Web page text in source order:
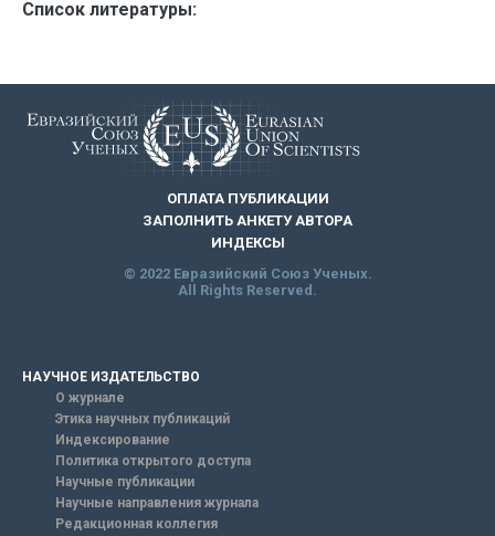
Список литературы:
ОПЛАТА ПУБЛИКАЦИИ
ЗАПОЛНИТЬ АНКЕТУ АВТОРА
ИНДЕКСЫ
© 2022 Евразийский Союз Ученых.
All Rights Reserved.
НАУЧНОЕ ИЗДАТЕЛЬСТВО
О журнале
Этика научных публикаций
Индексирование
Политика открытого доступа
Научные публикации
Научные направления журнала
Редакционная коллегия